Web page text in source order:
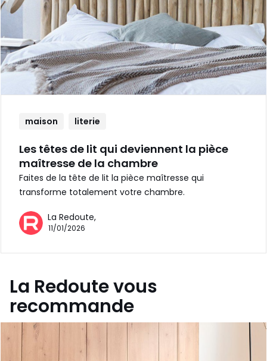
maison literie
Les têtes de lit qui deviennent la pièce
maîtresse de la chambre
Faites de la tête de lit la pièce maîtresse qui
transforme totalement votre chambre.
La Redoute,
11/01/2026
La Redoute vous
recommande